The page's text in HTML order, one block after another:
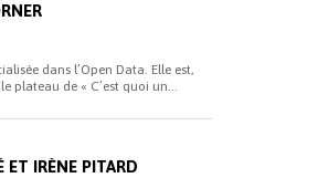
dans l’Open Data. Elle est,
plateau de « C’est quoi un...
ET IRÈNE PITARD